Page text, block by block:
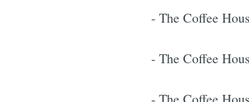
- The Coffee
- The Coffee